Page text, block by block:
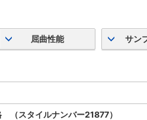
屈曲性能 サン
（スタイルナンバー21877）